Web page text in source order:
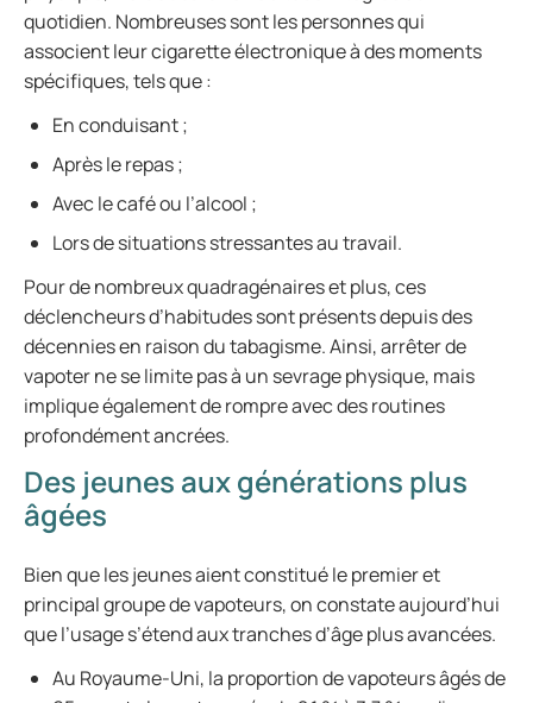
quotidien. Nombreuses sont les personnes qui
associent leur cigarette électronique à des moments
spécifiques, tels que :
En conduisant ;
Après le repas ;
Avec le café ou l’alcool ;
Lors de situations stressantes au travail.
Pour de nombreux quadragénaires et plus, ces
déclencheurs d’habitudes sont présents depuis des
décennies en raison du tabagisme. Ainsi, arrêter de
vapoter ne se limite pas à un sevrage physique, mais
implique également de rompre avec des routines
profondément ancrées.
Des jeunes aux générations plus
âgées
Bien que les jeunes aient constitué le premier et
principal groupe de vapoteurs, on constate aujourd’hui
que l’usage s’étend aux tranches d’âge plus avancées.
Au Royaume-Uni, la proportion de vapoteurs âgés de